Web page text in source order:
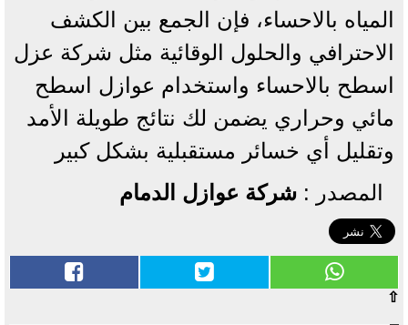
المياه بالاحساء، فإن الجمع بين الكشف
الاحترافي والحلول الوقائية مثل شركة عزل
اسطح بالاحساء واستخدام عوازل اسطح
مائي وحراري يضمن لك نتائج طويلة الأمد
وتقليل أي خسائر مستقبلية بشكل كبير
المصدر : شركة عوازل الدمام
⇧